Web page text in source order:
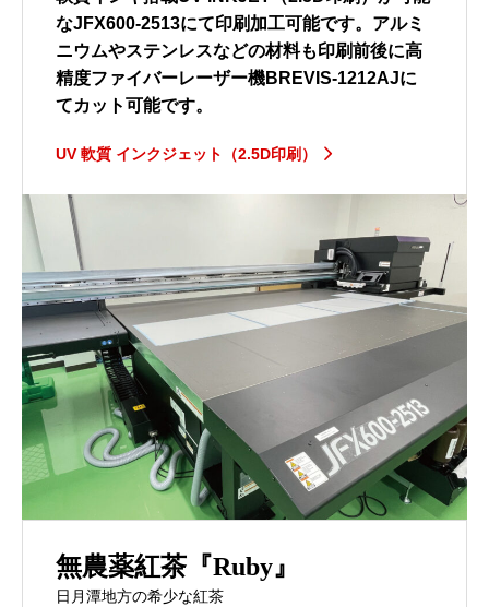
なJFX600-2513にて印刷加工可能です。アルミ
ニウムやステンレスなどの材料も印刷前後に高
精度ファイバーレーザー機BREVIS-1212AJに
てカット可能です。
UV 軟質 インクジェット（2.5D印刷）
無農薬紅茶『Ruby』
日月潭地方の希少な紅茶